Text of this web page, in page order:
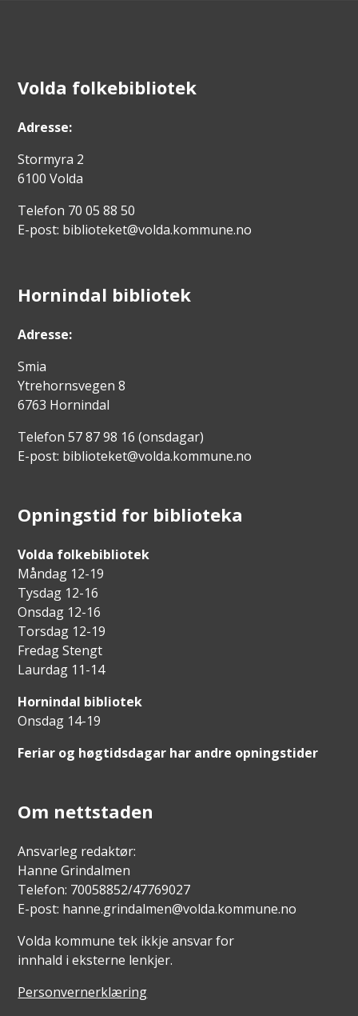
Volda folkebibliotek
Adresse:
Stormyra 2
6100 Volda
Telefon 70 05 88 50
E-post: biblioteket@volda.kommune.no
Hornindal bibliotek
Adresse:
Smia
Ytrehornsvegen 8
6763 Hornindal
Telefon 57 87 98 16 (onsdagar)
E-post: biblioteket@volda.kommune.no
Opningstid for biblioteka
Volda folkebibliotek
Måndag 12-19
Tysdag 12-16
Onsdag 12-16
Torsdag 12-19
Fredag Stengt
Laurdag 11-14
Hornindal bibliotek
Onsdag 14-19
Feriar og høgtidsdagar har andre opningstider
Om nettstaden
Ansvarleg redaktør:
Hanne Grindalmen
Telefon: 70058852/47769027
E-post: hanne.grindalmen@volda.kommune.no
Volda kommune tek ikkje ansvar for
innhald i eksterne lenkjer.
Personvernerklæring